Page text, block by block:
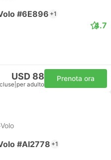
#6E896 +1
4.7
USD 88
per adulto
Prenota ora
#AI2778 +1